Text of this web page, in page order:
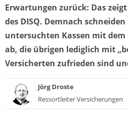
Erwartungen zurück: Das
des DISQ. Demnach
untersuchten Kassen mit
ab, die übrigen lediglich mit
Versicherten zufrieden sind
Jörg Droste
Ressortleiter Versicherungen